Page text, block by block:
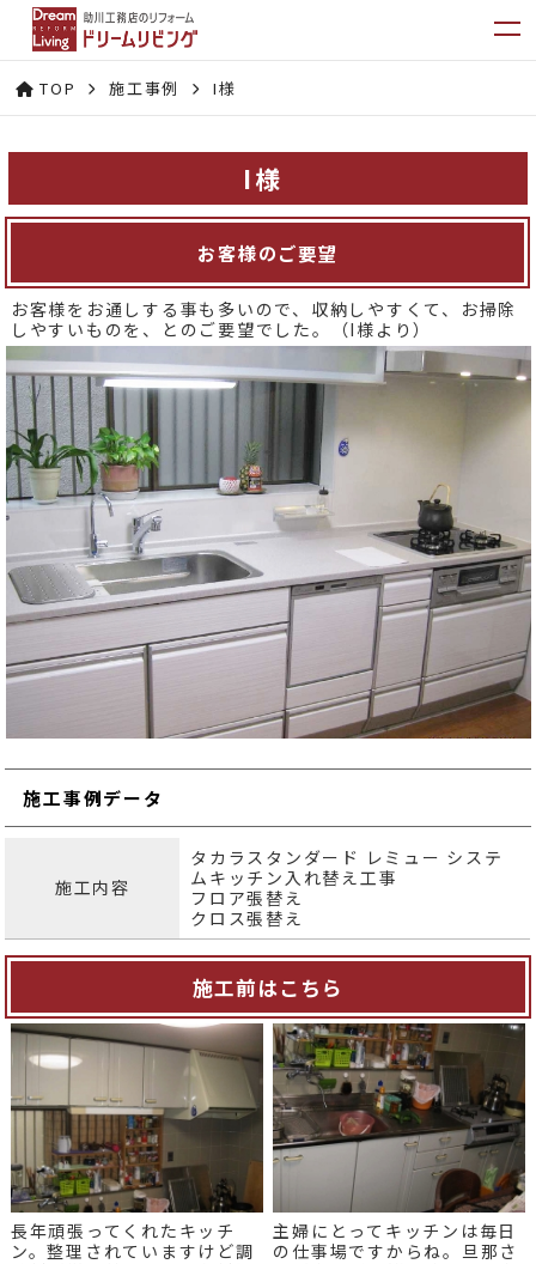
TOP 施工事例 I様
I様
お客様のご要望
お客様をお通しする事も多いので、収納しやすくて、お掃除
しやすいものを、とのご要望でした。（I様より）
施工事例データ
施工内容
タカラスタンダード レミュー システ
ムキッチン入れ替え工事
フロア張替え
クロス張替え
施工前はこちら
長年頑張ってくれたキッチ
ン。整理されていますけど調
主婦にとってキッチンは毎日
の仕事場ですからね。旦那さ